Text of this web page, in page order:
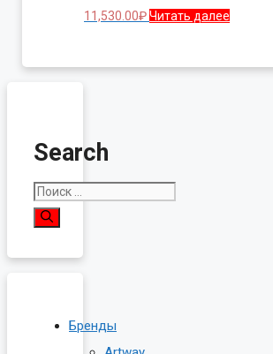
11,530.00₽Читать далее
Search
Поиск:
Бренды